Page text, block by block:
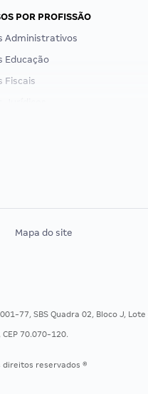
POR PROFISSÃO
Administrativos
Educação
Fiscais
Multiprofissional
Mapa do site
77, SBS Quadra 02, Bloco J,
CEP 70.070-120.
direitos reservados ®